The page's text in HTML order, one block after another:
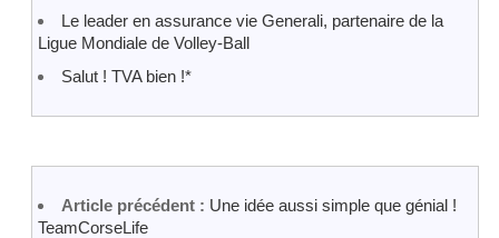
Le leader en assurance vie Generali, partenaire de la
Ligue Mondiale de Volley-Ball
Salut ! TVA bien !*
Article précédent : Une idée aussi simple que génial !
TeamCorseLife